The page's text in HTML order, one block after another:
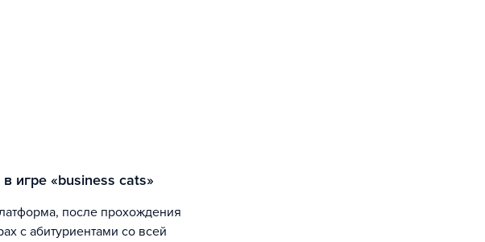
в игре «business cats»
с абитуриентами со всей